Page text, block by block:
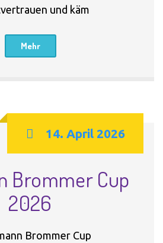
und käm
Mehr
14. April 2026
Brommer Cup
2026